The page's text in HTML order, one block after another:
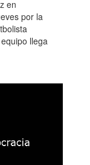
en
por la
llega